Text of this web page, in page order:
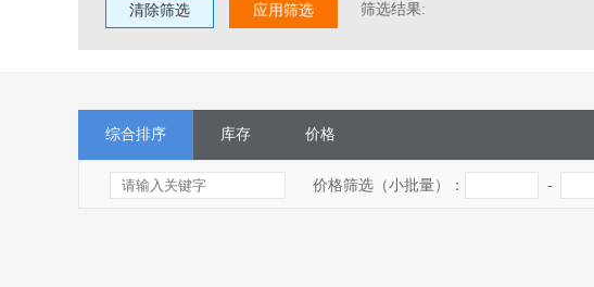
柏恩斯(BOURNS)
博林(BL)
东高志(TOCOS)
风华
国星光电
清除筛选 应用筛选 筛选结果:
综合排序 库存 价格
价格筛选（小批量）： -